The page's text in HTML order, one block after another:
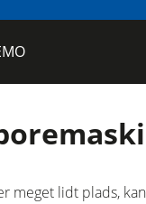
meget lidt plads,